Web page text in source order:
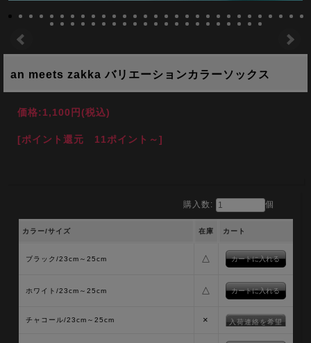
an meets zakka バリエーションカラーソックス
価格:1,100円(税込)
[ポイント還元 11ポイント～]
購入数: 個
カラー/サイズ 在庫 カート
ブラック/23cm～25cm △
ホワイト/23cm～25cm △
チャコール/23cm～25cm × 入荷連絡を希望